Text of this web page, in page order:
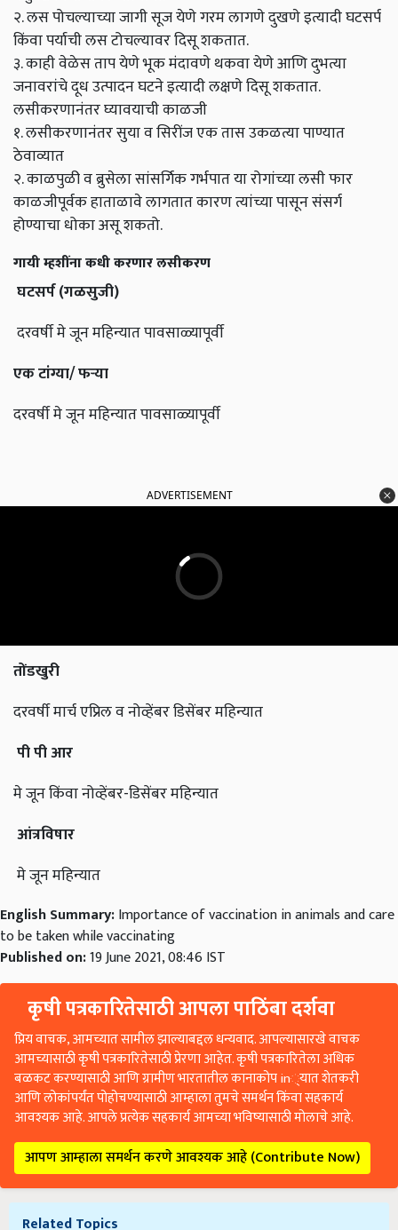
२. लस पोचल्याच्या जागी सूज येणे गरम लागणे दुखणे इत्यादी घटसर्प
किंवा पर्याची लस टोचल्यावर दिसू शकतात.
३. काही वेळेस ताप येणे भूक मंदावणे थकवा येणे आणि दुभत्या
जनावरांचे दूध उत्पादन घटने इत्यादी लक्षणे दिसू शकतात.
लसीकरणानंतर घ्यावयाची काळजी
१. लसीकरणानंतर सुया व सिरींज एक तास उकळत्या पाण्यात
ठेवाव्यात
२. काळपुळी व ब्रुसेला सांसर्गिक गर्भपात या रोगांच्या लसी फार
काळजीपूर्वक हाताळावे लागतात कारण त्यांच्या पासून संसर्ग
होण्याचा धोका असू शकतो.
गायी म्हशींना कधी करणार लसीकरण
घटसर्प (गळसुजी)
दरवर्षी मे जून महिन्यात पावसाळ्यापूर्वी
एक टांग्या/ फऱ्या
दरवर्षी मे जून महिन्यात पावसाळ्यापूर्वी
ADVERTISEMENT
तोंडखुरी
दरवर्षी मार्च एप्रिल व नोव्हेंबर डिसेंबर महिन्यात
पी पी आर
मे जून किंवा नोव्हेंबर-डिसेंबर महिन्यात
आंत्रविषार
मे जून महिन्यात
English Summary:Importance of vaccination in animals and care
to be taken while vaccinating
Published on:19 June 2021, 08:46 IST
कृषी पत्रकारितेसाठी आपला पाठिंबा दर्शवा
प्रिय वाचक, आमच्यात सामील झाल्याबद्दल धन्यवाद. आपल्यासारखे वाचक
आमच्यासाठी कृषी पत्रकारितेसाठी प्रेरणा आहेत. कृषी पत्रकारितेला अधिक
बळकट करण्यासाठी आणि ग्रामीण भारतातील कानाकोप in्यात शेतकरी
आणि लोकांपर्यंत पोहोचण्यासाठी आम्हाला तुमचे समर्थन किंवा सहकार्य
आवश्यक आहे. आपले प्रत्येक सहकार्य आमच्या भविष्यासाठी मोलाचे आहे.
आपण आम्हाला समर्थन करणे आवश्यक आहे (Contribute Now)
Related Topics